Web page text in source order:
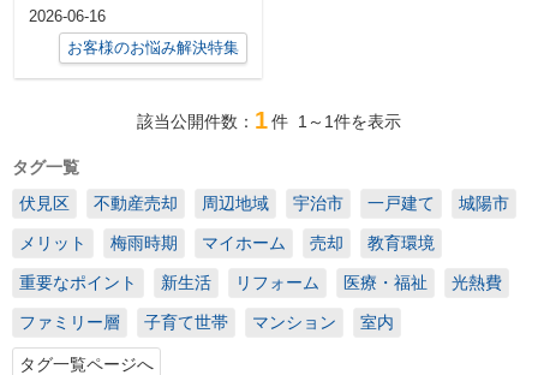
す。その一方で、湿度の上昇や気
温の変化に...
2026-06-16
お客様のお悩み解決特集
該当公開件数： 1件 1～1件を表示
タグ一覧
伏見区
不動産売却 周辺地域 宇治市 一戸建て 城陽市
メリット 梅雨時期 マイホーム 売却 教育環境
重要なポイント 新生活 リフォーム 医療・福祉 光熱費
ファミリー層 子育て世帯 マンション 室内
タグ一覧ページへ